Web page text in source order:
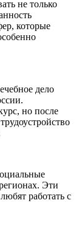
не только
которые
дело
но после
Эти
работать с